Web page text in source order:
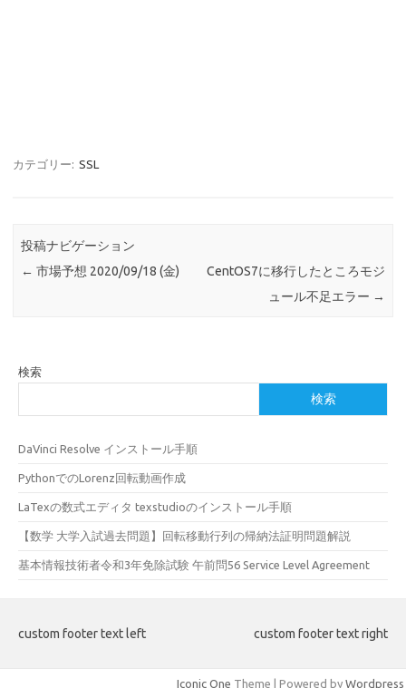
カテゴリー: SSL
投稿ナビゲーション
← 市場予想 2020/09/18 (金)
CentOS7に移行したところモジ
ュール不足エラー →
検索
検索
DaVinci Resolve インストール手順
PythonでのLorenz回転動画作成
LaTexの数式エディタ texstudioのインストール手順
【数学 大学入試過去問題】回転移動行列の帰納法証明問題解説
基本情報技術者令和3年免除試験 午前問56 Service Level Agreement
custom footer text left custom footer text right
Iconic One Theme | Powered by Wordpress